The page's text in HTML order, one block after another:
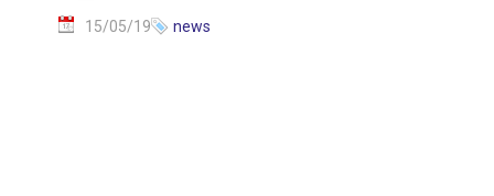
15/05/19 news